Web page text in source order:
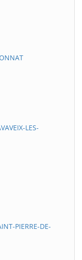
LES-
PIERRE-DE-